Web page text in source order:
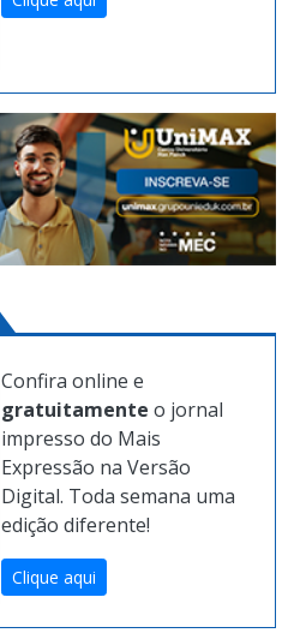
edições da revista digital
Clique aqui
Confira online e
gratuitamenteo jornal
impresso do Mais
Expressão na Versão
Digital. Toda semana uma